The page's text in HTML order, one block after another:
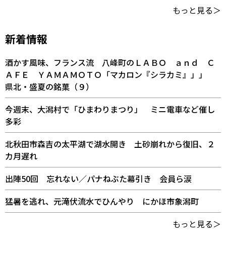
もっと見る＞
新着情報
酒かす風味、フランス流 八峰町のＬＡＢＯ ａｎｄ Ｃ
ＡＦＥ ＹＡＭＡＭＯＴＯ「マカロン『シラカミ』」」
県北・盛夏の銘菓（９）
今週末、大潟村で「ひまわりまつり」 ミニ電車など催し
多彩
北秋田市森吉の太平湖で湖水開き 土砂崩れから復旧、２
カ月遅れ
出陣50回 忘れない／パナねぶた幕引き 会員ら涙
猛暑を逃れ、元滝伏流水でひんやり にかほ市象潟町
もっと見る＞